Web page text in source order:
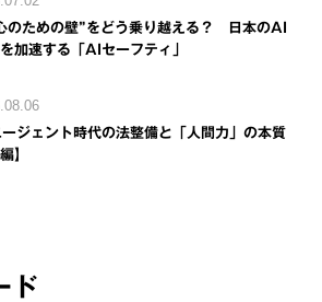
のための壁”をどう乗り越える？ 日本のAI
加速する「AIセーフティ」
ジェント時代の法整備と「人間力」の本質
】
ド